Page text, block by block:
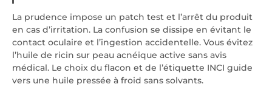
La prudence impose un patch test et l’arrêt du produit
en cas d’irritation. La confusion se dissipe en évitant le
contact oculaire et l’ingestion accidentelle. Vous évitez
l’huile de ricin sur peau acnéique active sans avis
médical. Le choix du flacon et de l’étiquette INCI guide
vers une huile pressée à froid sans solvants.